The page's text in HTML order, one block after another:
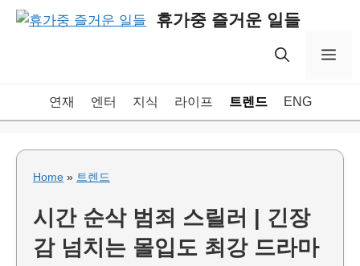
Skip
휴가중 즐거운 일들
연재 엔터 지식 라이프 트렌드 ENG
Home » 트렌드
시간 순삭 범죄 스릴러 | 긴장
감 넘치는 몰입도 최강 드라마